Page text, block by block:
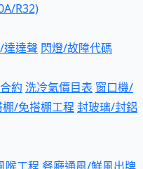
R32)
達達聲 閃燈/故障代碼
約 洗冷氣價目表 窗口機/
/免搭棚工程 封玻璃/封鋁